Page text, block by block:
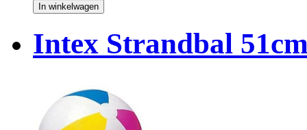
In winkelwagen
Intex Strandbal